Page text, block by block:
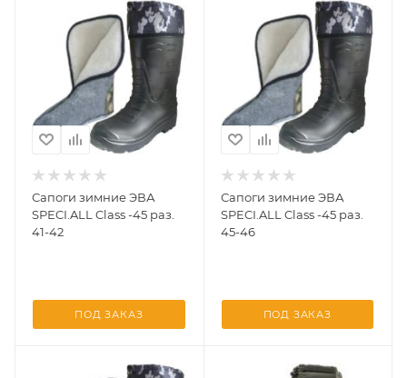
Сапоги зимние ЭВА
SPECI.ALL Class -45 раз.
41-42
ПОД ЗАКАЗ
Сапоги зимние ЭВА
SPECI.ALL Class -45 раз.
45-46
ПОД ЗАКАЗ